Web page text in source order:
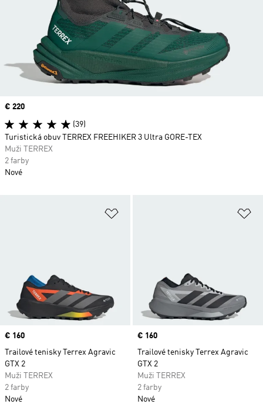
Pridať do zoznamu želaných
Price
€ 160
Trailové tenisky Terrex Agravic
GTX 2
Muži TERREX
2 farby
Nové
Price
€ 160
Trailové tenisky Terrex Agravic
GTX 2
Muži TERREX
2 farby
Nové
Price
€ 220
(39)
Turistická obuv TERREX FREEHIKER 3 Ultra GORE-TEX
Muži TERREX
2 farby
Nové